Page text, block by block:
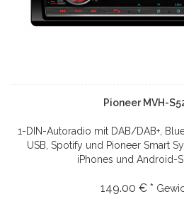
Pioneer MVH-
1-DIN-Autoradio mit DAB/DAB+,
USB, Spotify und Pioneer Smart
iPhones und Android-
149.00 € *